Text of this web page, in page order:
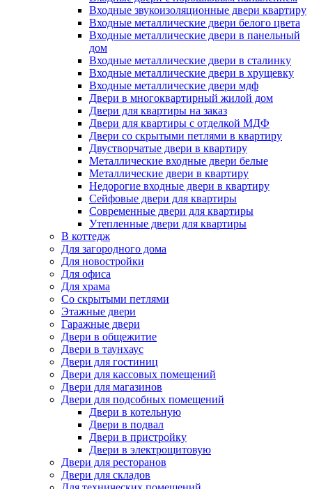
Входные звукоизоляционные двери квартиру
Входные металлические двери белого цвета
Входные металлические двери в панельный
дом
Входные металлические двери в сталинку
Входные металлические двери в хрущевку
Входные металлические двери мдф
Двери в многоквартирный жилой дом
Двери для квартиры на заказ
Двери для квартиры с отделкой МДФ
Двери со скрытыми петлями в квартиру
Двустворчатые двери в квартиру
Металлические входные двери белые
Металлические двери в квартиру
Недорогие входные двери в квартиру
Сейфовые двери для квартиры
Современные двери для квартиры
Утепленные двери для квартиры
В коттедж
Для загородного дома
Для новостройки
Для офиса
Для храма
Со скрытыми петлями
Этажные двери
Гаражные двери
Двери в общежитие
Двери в таунхаус
Двери для гостиниц
Двери для кассовых помещений
Двери для магазинов
Двери для подсобных помещений
Двери в котельную
Двери в подвал
Двери в пристройку
Двери в электрощитовую
Двери для ресторанов
Двери для складов